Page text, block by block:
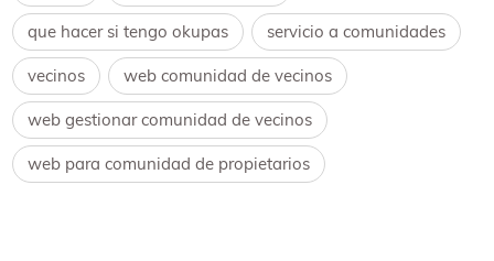
que hacer si tengo okupas servicio a comunidades
vecinos web comunidad de vecinos
web gestionar comunidad de vecinos
web para comunidad de propietarios